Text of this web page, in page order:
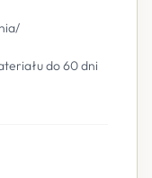
do 60 dni